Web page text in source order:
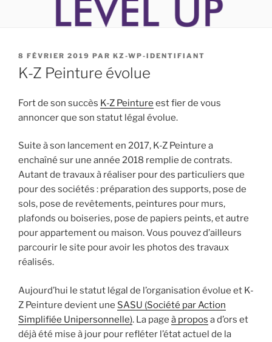
PUBLIÉ
LE
8 FÉVRIER 2019 PAR KZ-WP-IDENTIFIANT
K-Z Peinture évolue
Fort de son succès K-Z Peinture est fier de vous
annoncer que son statut légal évolue.
Suite à son lancement en 2017, K-Z Peinture a
enchaîné sur une année 2018 remplie de contrats.
Autant de travaux à réaliser pour des particuliers que
pour des sociétés : préparation des supports, pose de
sols, pose de revêtements, peintures pour murs,
plafonds ou boiseries, pose de papiers peints, et autre
pour appartement ou maison. Vous pouvez d’ailleurs
parcourir le site pour avoir les photos des travaux
réalisés.
Aujourd’hui le statut légal de l’organisation évolue et K-
Z Peinture devient une SASU (Société par Action
Simplifiée Unipersonnelle). La page à propos a d’ors et
déjà été mise à jour pour refléter l’état actuel de la